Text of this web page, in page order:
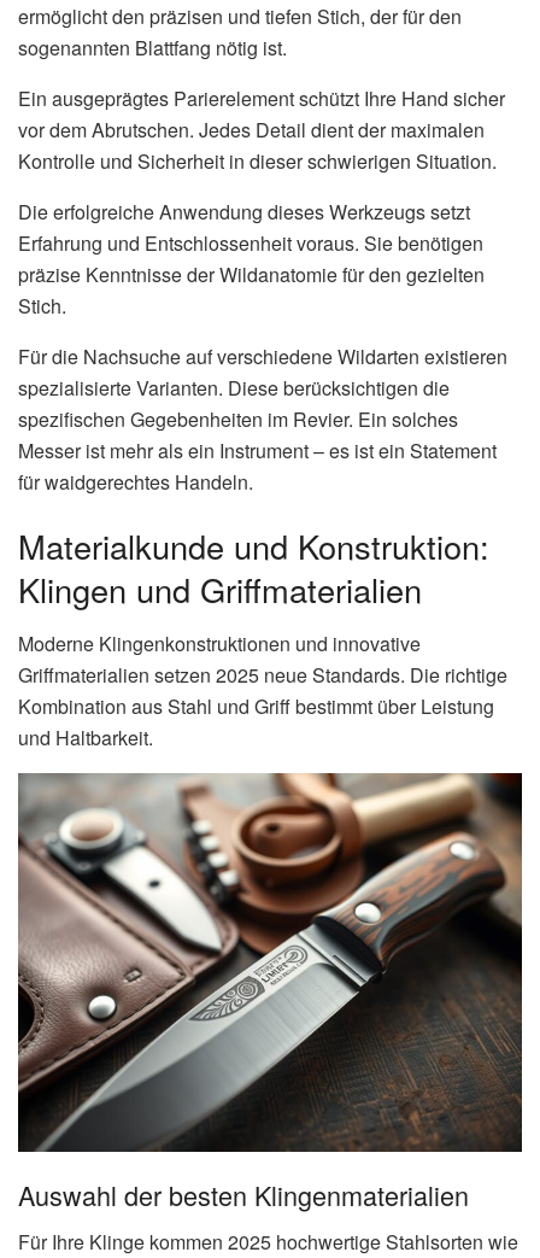
ermöglicht den präzisen und tiefen Stich, der für den
sogenannten Blattfang nötig ist.
Ein ausgeprägtes Parierelement schützt Ihre Hand sicher
vor dem Abrutschen. Jedes Detail dient der maximalen
Kontrolle und Sicherheit in dieser schwierigen Situation.
Die erfolgreiche Anwendung dieses Werkzeugs setzt
Erfahrung und Entschlossenheit voraus. Sie benötigen
präzise Kenntnisse der Wildanatomie für den gezielten
Stich.
Für die Nachsuche auf verschiedene Wildarten existieren
spezialisierte Varianten. Diese berücksichtigen die
spezifischen Gegebenheiten im Revier. Ein solches
Messer ist mehr als ein Instrument – es ist ein Statement
für waidgerechtes Handeln.
Materialkunde und Konstruktion:
Klingen und Griffmaterialien
Moderne Klingenkonstruktionen und innovative
Griffmaterialien setzen 2025 neue Standards. Die richtige
Kombination aus Stahl und Griff bestimmt über Leistung
und Haltbarkeit.
Auswahl der besten Klingenmaterialien
Für Ihre Klinge kommen 2025 hochwertige Stahlsorten wie